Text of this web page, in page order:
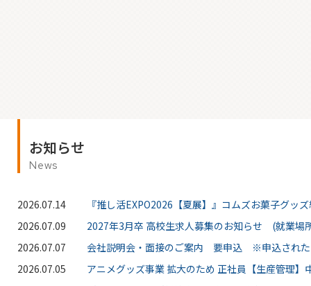
お知らせ
News
2026.07.14
『推し活EXPO2026【夏展】』コムズお菓子グッ
2026.07.09
2027年3月卒 高校生求人募集のお知らせ (就業場
2026.07.07
会社説明会・面接のご案内 要申込 ※申込された
2026.07.05
アニメグッズ事業 拡大のため 正社員【生産管理】